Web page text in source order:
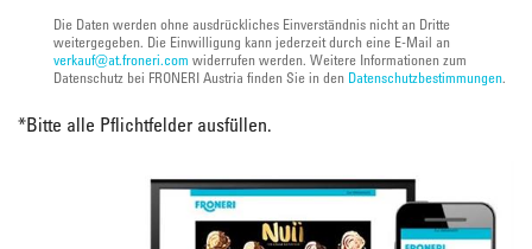
Die Daten werden ohne ausdrückliches Einverständnis nicht an Dritte
weitergegeben. Die Einwilligung kann jederzeit durch eine E-Mail an
verkauf@at.froneri.com widerrufen werden. Weitere Informationen zum
Datenschutz bei FRONERI Austria finden Sie in den Datenschutzbestimmungen.
*Bitte alle Pflichtfelder ausfüllen.